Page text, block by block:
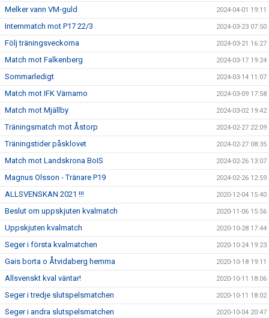
Melker vann VM-guld 2024-04-01 19:11
Internmatch mot P17 22/3 2024-03-23 07:50
Följ träningsveckorna 2024-03-21 16:27
Match mot Falkenberg 2024-03-17 19:24
Sommarledigt 2024-03-14 11:07
Match mot IFK Värnamo 2024-03-09 17:58
Match mot Mjällby 2024-03-02 19:42
Träningsmatch mot Åstorp 2024-02-27 22:09
Träningstider påsklovet 2024-02-27 08:35
Match mot Landskrona BoIS 2024-02-26 13:07
Magnus Olsson - Tränare P19 2024-02-26 12:59
ALLSVENSKAN 2021 !!! 2020-12-04 15:40
Beslut om uppskjuten kvalmatch 2020-11-06 15:56
Uppskjuten kvalmatch 2020-10-28 17:44
Seger i första kvalmatchen 2020-10-24 19:23
Gais borta o Åtvidaberg hemma 2020-10-18 19:11
Allsvenskt kval väntar! 2020-10-11 18:06
Seger i tredje slutspelsmatchen 2020-10-11 18:02
Seger i andra slutspelsmatchen 2020-10-04 20:47